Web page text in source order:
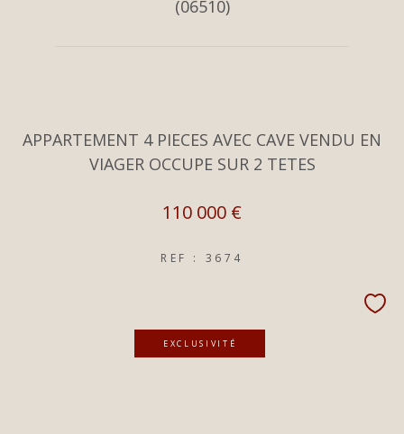
(06510)
APPARTEMENT 4 PIECES AVEC CAVE VENDU EN
VIAGER OCCUPE SUR 2 TETES
110 000 €
REF : 3674
EXCLUSIVITÉ